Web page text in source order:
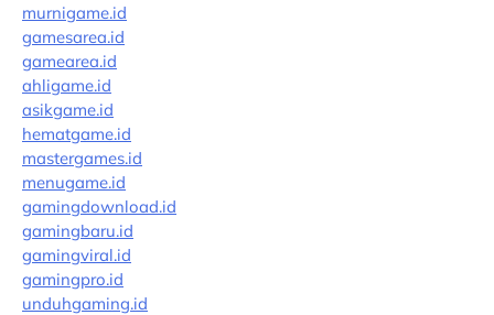
murnigame.id
gamesarea.id
gamearea.id
ahligame.id
asikgame.id
hematgame.id
mastergames.id
menugame.id
gamingdownload.id
gamingbaru.id
gamingviral.id
gamingpro.id
unduhgaming.id